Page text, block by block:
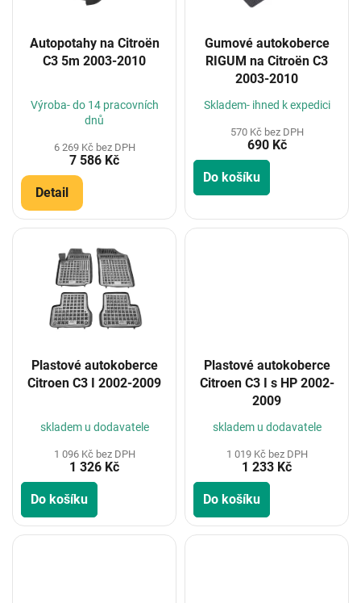
Autopotahy na Citroën
C3 5m 2003-2010
Výroba- do 14 pracovních
dnů
6 269 Kč bez DPH
7 586 Kč
Detail
Gumové autokoberce
RIGUM na Citroën C3
2003-2010
Skladem- ihned k expedici
570 Kč bez DPH
690 Kč
Do košíku
Plastové autokoberce
Citroen C3 I 2002-2009
skladem u dodavatele
1 096 Kč bez DPH
1 326 Kč
Do košíku
Plastové autokoberce
Citroen C3 I s HP 2002-
2009
skladem u dodavatele
1 019 Kč bez DPH
1 233 Kč
Do košíku